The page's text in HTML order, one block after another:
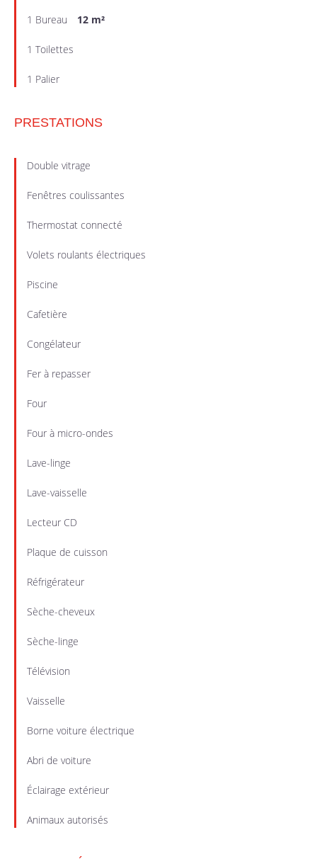
1 Bureau 12 m²
1 Toilettes
1 Palier
PRESTATIONS
Double vitrage
Fenêtres coulissantes
Thermostat connecté
Volets roulants électriques
Piscine
Cafetière
Congélateur
Fer à repasser
Four
Four à micro-ondes
Lave-linge
Lave-vaisselle
Lecteur CD
Plaque de cuisson
Réfrigérateur
Sèche-cheveux
Sèche-linge
Télévision
Vaisselle
Borne voiture électrique
Abri de voiture
Éclairage extérieur
Animaux autorisés